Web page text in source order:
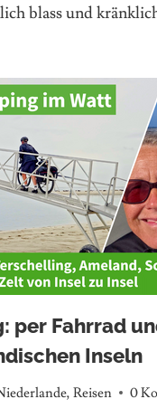
blass und
per Fahrrad
Inseln
, Reisen 0